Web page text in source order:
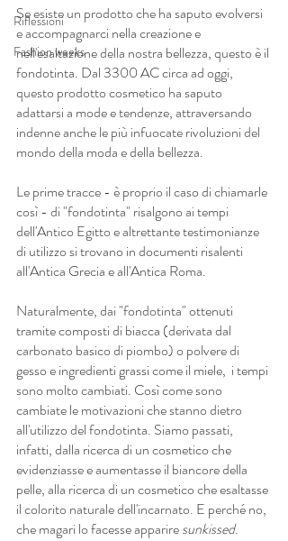
Riflessioni
Fashion weeks
Se esiste un prodotto che ha saputo evolversi
e accompagnarci nella creazione e
nell'esaltazione della nostra bellezza, questo è il
fondotinta. Dal 3300 AC circa ad oggi,
questo prodotto cosmetico ha saputo
adattarsi a mode e tendenze, attraversando
indenne anche le più infuocate rivoluzioni del
mondo della moda e della bellezza.
Le prime tracce - è proprio il caso di chiamarle
così - di "fondotinta" risalgono ai tempi
dell'Antico Egitto e altrettante testimonianze
di utilizzo si trovano in documenti risalenti
all'Antica Grecia e all'Antica Roma.
Naturalmente, dai "fondotinta" ottenuti
tramite composti di biacca (derivata dal
carbonato basico di piombo) o polvere di
gesso e ingredienti grassi come il miele,  i tempi
sono molto cambiati. Così come sono
cambiate le motivazioni che stanno dietro
all'utilizzo del fondotinta. Siamo passati,
infatti, dalla ricerca di un cosmetico che
evidenziasse e aumentasse il biancore della
pelle, alla ricerca di un cosmetico che esaltasse
il colorito naturale dell'incarnato. E perché no,
che magari lo facesse apparire sunkissed.